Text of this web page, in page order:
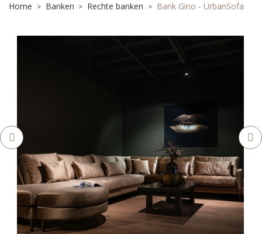
Home Banken Rechte banken Bank Gino - UrbanSofa